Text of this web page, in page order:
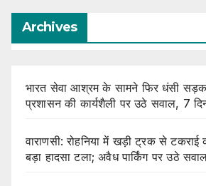
Archives
भारत सेवा आश्रम के सामने फिर धंसी
प्रशासन की कार्यशैली पर उठे सवाल, 7
वाराणसी: रोहनिया में खड़ी ट्रक से
बड़ा हादसा टला; अवैध पार्किंग पर उठे